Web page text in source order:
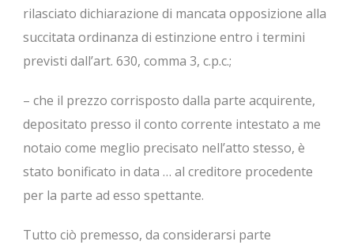
rilasciato dichiarazione di mancata opposizione alla
succitata ordinanza di estinzione entro i termini
previsti dall’art. 630, comma 3, c.p.c.;
– che il prezzo corrisposto dalla parte acquirente,
depositato presso il conto corrente intestato a me
notaio come meglio precisato nell’atto stesso, è
stato bonificato in data … al creditore procedente
per la parte ad esso spettante.
Tutto ciò premesso, da considerarsi parte